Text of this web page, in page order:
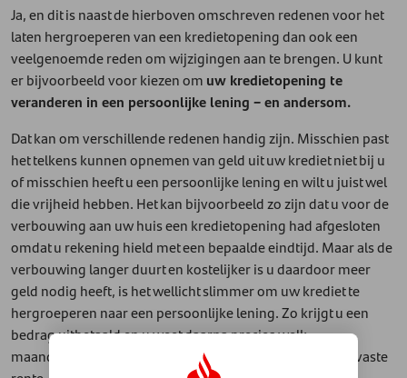
Ja, en dit is naast de hierboven omschreven redenen voor het
laten hergroeperen van een kredietopening dan ook een
veelgenoemde reden om wijzigingen aan te brengen. U kunt
er bijvoorbeeld voor kiezen om uw kredietopening te
veranderen in een persoonlijke lening – en andersom.
Dat kan om verschillende redenen handig zijn. Misschien past
het telkens kunnen opnemen van geld uit uw krediet niet bij u
of misschien heeft u een persoonlijke lening en wilt u juist wel
die vrijheid hebben. Het kan bijvoorbeeld zo zijn dat u voor de
verbouwing aan uw huis een kredietopening had afgesloten
omdat u rekening hield met een bepaalde eindtijd. Maar als de
verbouwing langer duurt en kostelijker is u daardoor meer
geld nodig heeft, is het wellicht slimmer om uw krediet te
hergroeperen naar een persoonlijke lening. Zo krijgt u een
bedrag uitbetaald en u weet daarna precies welk
maandbedrag u tijdens welke periode betaalt tegen een vaste